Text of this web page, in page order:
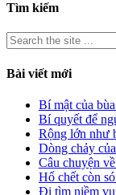
Tìm kiếm
Bài viết mới
Bí mật của
Bí quyết để
Rộng lớn như
Dòng chảy
Câu chuyện
Hổ chết còn
Đi tìm niềm